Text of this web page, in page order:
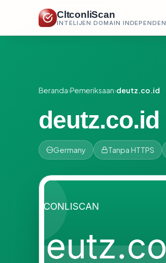
CltconliScan
INTELIJEN DOMAIN INDEPENDEN
Beranda›Pemeriksaan›deutz.co.id
deutz.co.id
Germany Tanpa HTTPS